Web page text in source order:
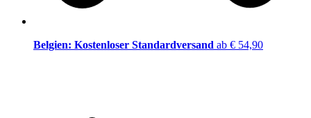
Belgien: Kostenloser Standardversand ab € 54,90